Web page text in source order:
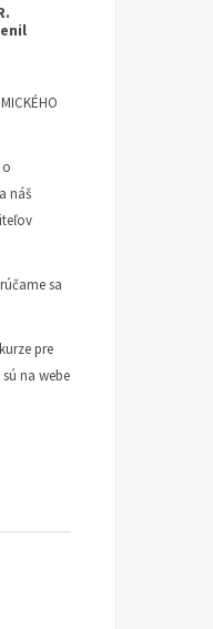
náš
sa
pre
na webe